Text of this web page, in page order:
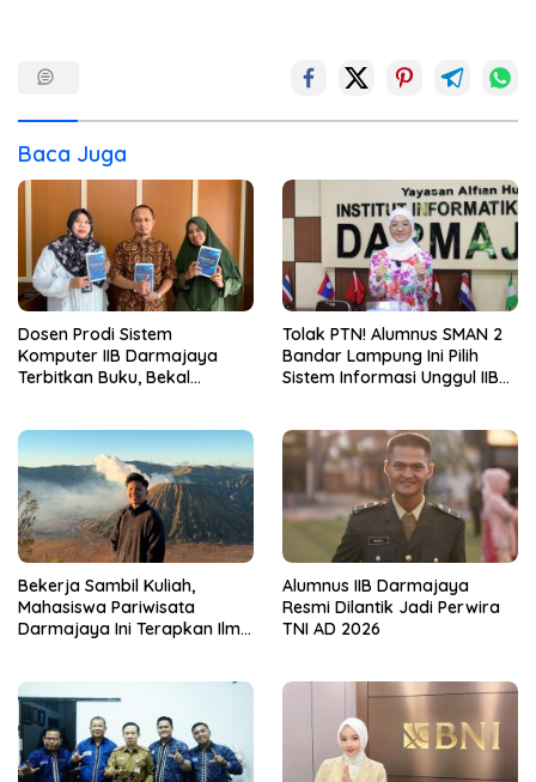
Baca Juga
Dosen Prodi Sistem
Komputer IIB Darmajaya
Terbitkan Buku, Bekal
Tolak PTN! Alumnus SMAN 2
Bandar Lampung Ini Pilih
Sistem Informasi Unggul IIB
Bekerja Sambil Kuliah,
Mahasiswa Pariwisata
Darmajaya Ini Terapkan Ilmu
Alumnus IIB Darmajaya
Resmi Dilantik Jadi Perwira
TNI AD 2026